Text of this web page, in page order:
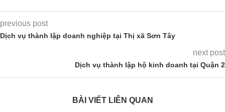
previous post
Dịch vụ thành lập doanh nghiệp tại Thị xã Sơn Tây
next post
Dịch vụ thành lập hộ kinh doanh tại Quận 2
BÀI VIẾT LIÊN QUAN